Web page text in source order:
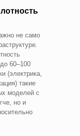
не само
60–100
(электрика,
такие
моделей с
но и